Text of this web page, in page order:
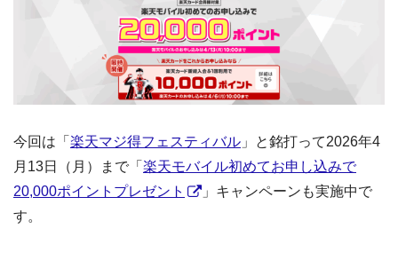
今回は「 楽天マジ得フェスティバル 」と銘打って2026年4
月13日（月）まで「 楽天モバイル初めてお申し込みで
20,000ポイントプレゼント
」キャンペーンも実施中で
す。